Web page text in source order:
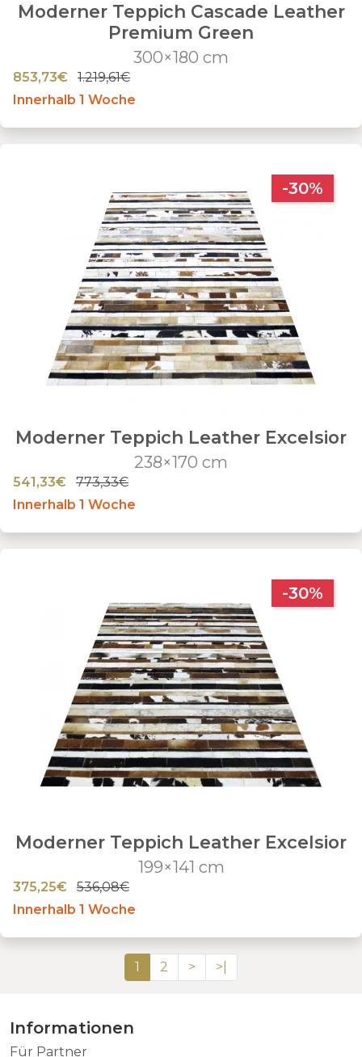
Moderner Teppich Cascade Leather
Premium Green
300×180 cm
853,73€
1.219,61€
Innerhalb 1 Woche
-30%
Moderner Teppich Leather Excelsior
238×170 cm
541,33€
773,33€
Innerhalb 1 Woche
-30%
Moderner Teppich Leather Excelsior
199×141 cm
375,25€
536,08€
Innerhalb 1 Woche
1 2 > >|
Informationen
Für Partner